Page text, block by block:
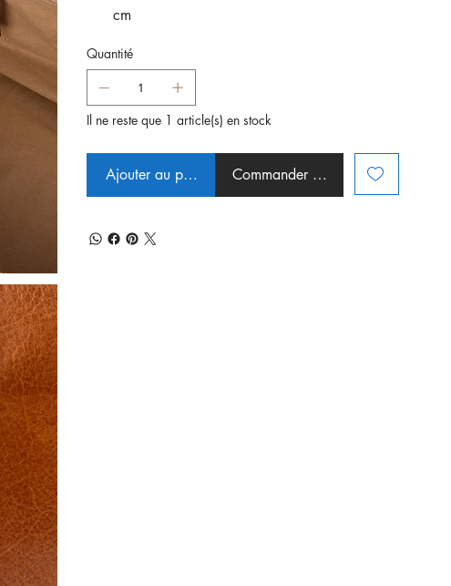
cm
Quantité
Il ne reste que 1 article(s) en stock
Ajouter au panier Commander et payer